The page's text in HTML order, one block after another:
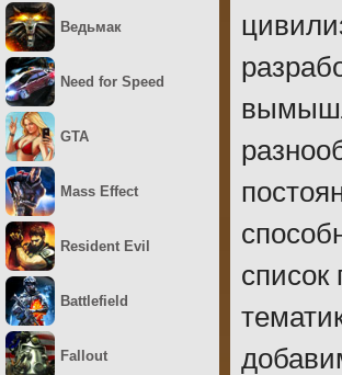
список
Ведьмак
Need for Speed
GTA
Mass Effect
Resident Evil
Battlefield
Fallout